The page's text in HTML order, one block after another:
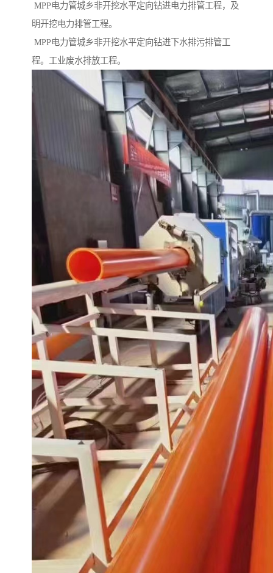
MPP电力管城乡非开挖水平定向钻进电力排管工程，及
明开挖电力排管工程。
MPP电力管城乡非开挖水平定向钻进下水排污排管工
程。工业废水排放工程。